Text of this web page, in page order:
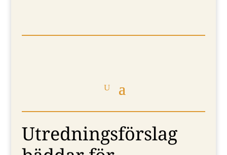
Utredningsförslag